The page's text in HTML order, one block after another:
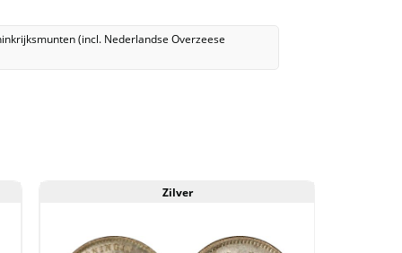
MS64
(incl. Nederlandse Overzeese
Zilver